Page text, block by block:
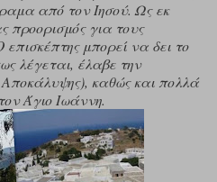
από τον Ιησού. Ως εκ
προορισμός για τους
μπορεί να δει το
λέγεται, έλαβε την
καθώς και πολλά
Άγιο Ιωάννη.